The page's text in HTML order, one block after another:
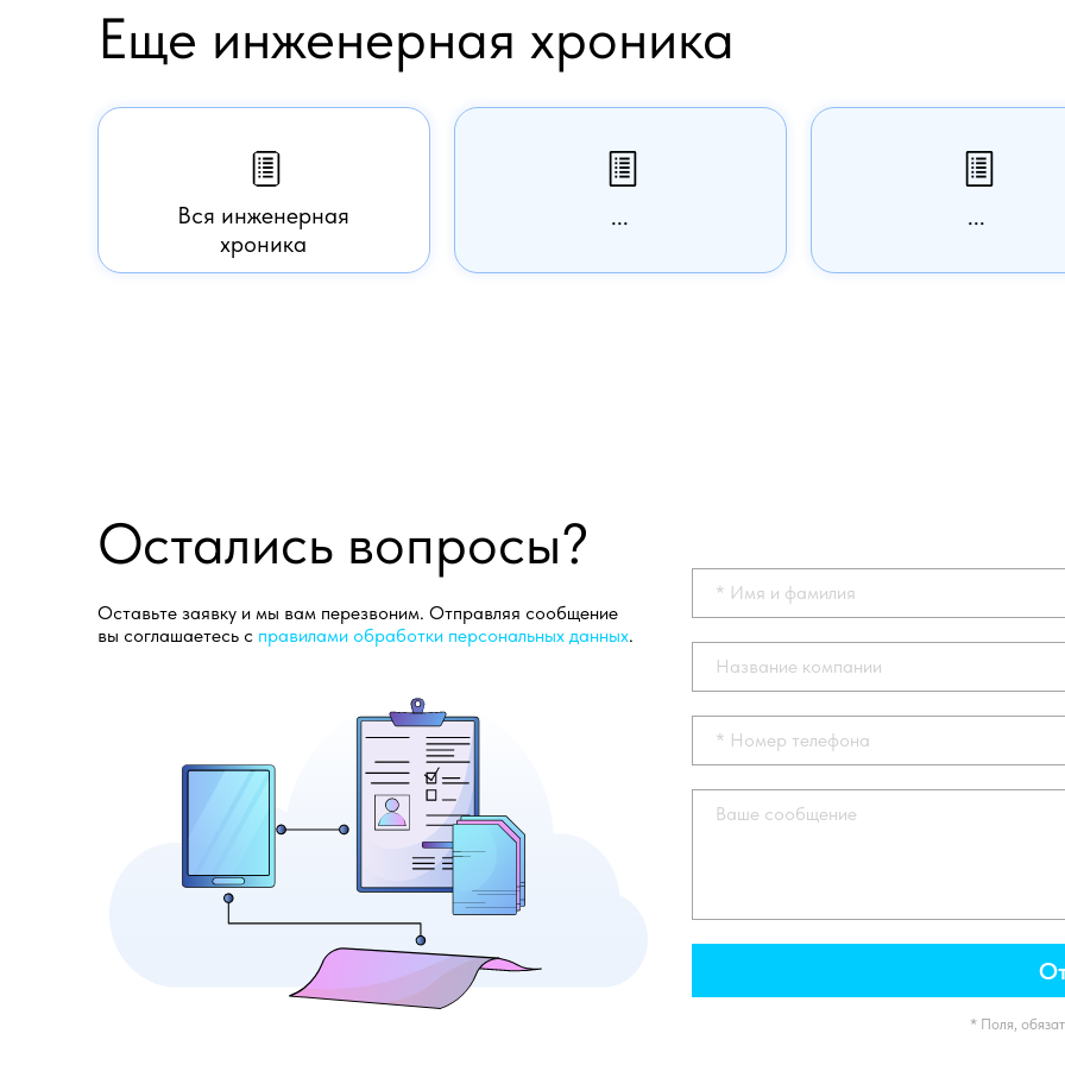
Еще инженерная хроника
Вся инженерная
хроника
... ...
* Имя и фамилия
Название компании
* Номер телефона
Ваше сообщение
* Поля,
Остались вопросы?
Оставьте заявку и мы вам перезвоним. Отправляя сообщение
вы соглашаетесь с правилами обработки персональных данных.